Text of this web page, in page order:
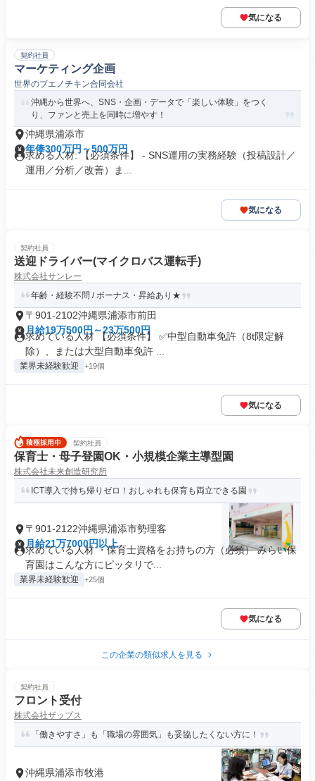
気になる
契約社員
マーケティング企画
世界のブエノチキン合同会社
沖縄から世界へ、SNS・企画・データで「楽しい体験」をつく
り、ファンと売上を同時に増やす！
沖縄県浦添市
年俸300万円～500万円
求める人材: 【必須条件】 - SNS運用の実務経験（投稿設計／
運用／分析／改善）ま...
気になる
契約社員
送迎ドライバー(マイクロバス運転手)
株式会社サンレー
年齢・経験不問 / ボーナス・昇給あり★
〒901-2102沖縄県浦添市前田
月給19万500円～23万500円
求めている人材 【必須条件】 ✅中型自動車免許（8t限定解
除）、または大型自動車免許 ...
業界未経験歓迎 +19個
気になる
契約社員
保育士・母子登園OK・小規模企業主導型園
株式会社未来創造研究所
ICT導入で持ち帰りゼロ！おしゃれも保育も両立できる園
〒901-2122沖縄県浦添市勢理客
月給21万7000円以上
求めている人材 ・保育士資格をお持ちの方（必須） みらい保
育園はこんな方にピッタリで...
業界未経験歓迎 +25個
気になる
この企業の類似求人を見る
契約社員
フロント受付
株式会社ザップス
「働きやすさ」も「職場の雰囲気」も妥協したくない方に！
沖縄県浦添市牧港